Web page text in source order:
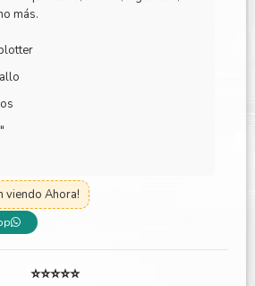
más.
viendo Ahora!
⭐⭐⭐⭐⭐